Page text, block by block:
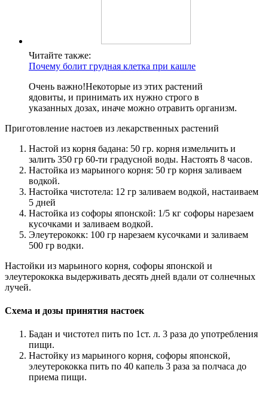
Читайте также:
Почему болит грудная клетка при кашле
Очень важно!Некоторые из этих растений
ядовиты, и принимать их нужно строго в
указанных дозах, иначе можно отравить организм.
Приготовление настоев из лекарственных растений
Настой из корня бадана: 50 гр. корня измельчить и
залить 350 гр 60-ти градусной воды. Настоять 8 часов.
Настойка из марьиного корня: 50 гр корня заливаем
водкой.
Настойка чистотела: 12 гр заливаем водкой, настаиваем
5 дней
Настойка из софоры японской: 1/5 кг софоры нарезаем
кусочками и заливаем водкой.
Элеутерококк: 100 гр нарезаем кусочками и заливаем
500 гр водки.
Настойки из марьиного корня, софоры японской и
элеутерококка выдерживать десять дней вдали от солнечных
лучей.
Схема и дозы принятия настоек
Бадан и чистотел пить по 1ст. л. 3 раза до употребления
пищи.
Настойку из марьиного корня, софоры японской,
элеутерококка пить по 40 капель 3 раза за полчаса до
приема пищи.